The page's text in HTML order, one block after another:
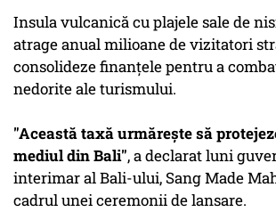
Insula vulcanică cu plajele sale de
atrage anual milioane de vizitatori
consolideze finanţele pentru a
nedorite ale turismului.
"Această taxă urmăreşte să
mediul din Bali", a declarat luni
interimar al Bali-ului, Sang Made
cadrul unei ceremonii de lansare.